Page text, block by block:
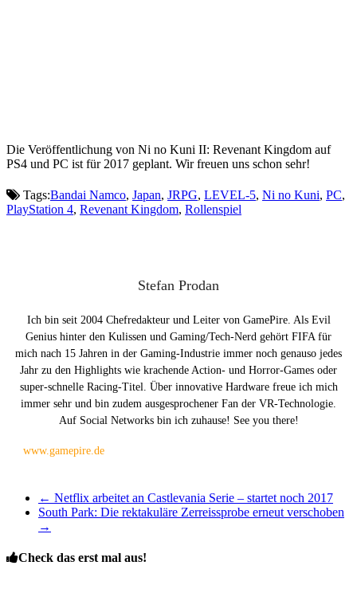
Die Veröffentlichung von Ni no Kuni II: Revenant Kingdom auf
PS4 und PC ist für 2017 geplant. Wir freuen uns schon sehr!
Tags:Bandai Namco, Japan, JRPG, LEVEL-5, Ni no Kuni, PC,
PlayStation 4, Revenant Kingdom, Rollenspiel
Stefan Prodan
Ich bin seit 2004 Chefredakteur und Leiter von GamePire. Als Evil
Genius hinter den Kulissen und Gaming/Tech-Nerd gehört FIFA für
mich nach 15 Jahren in der Gaming-Industrie immer noch genauso jedes
Jahr zu den Highlights wie krachende Action- und Horror-Games oder
super-schnelle Racing-Titel. Über innovative Hardware freue ich mich
immer sehr und bin zudem ausgesprochener Fan der VR-Technologie.
Auf Social Networks bin ich zuhause! See you there!
www.gamepire.de
← Netflix arbeitet an Castlevania Serie – startet noch 2017
South Park: Die rektakuläre Zerreissprobe erneut verschoben
→
Check das erst mal aus!